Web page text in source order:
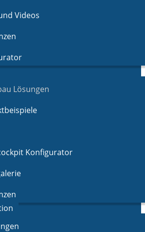
Videos
Lösungen
Konfigurator